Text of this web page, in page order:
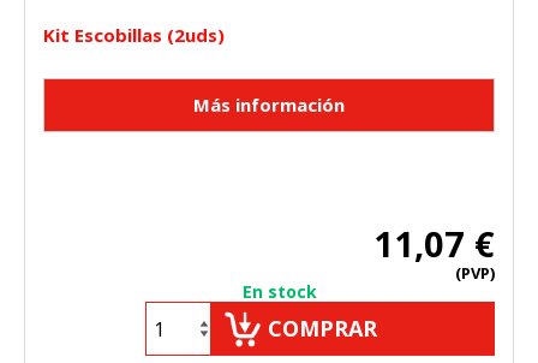
Kit Escobillas (2uds)
11,07 €
(PVP)
En stock
COMPRAR